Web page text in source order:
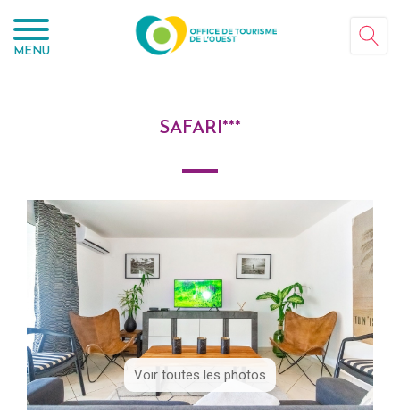
MENU
SAFARI***
Voir toutes les photos